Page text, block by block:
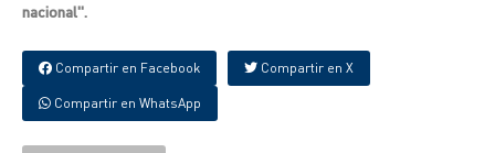
nacional".
Compartir en Facebook Compartir en X
Compartir en WhatsApp